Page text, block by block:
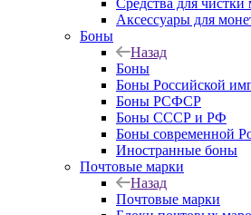
Средства для чистки
Аксессуары для
Боны
Назад
Боны
Боны Российской
Боны РСФСР
Боны СССР и РФ
Боны современной
Иностранные боны
Почтовые марки
Назад
Почтовые марки